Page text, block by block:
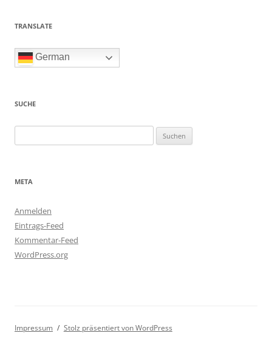
TRANSLATE
German
SUCHE
nach:
META
Anmelden
Eintrags-Feed
Kommentar-Feed
WordPress.org
Impressum Stolz präsentiert von WordPress